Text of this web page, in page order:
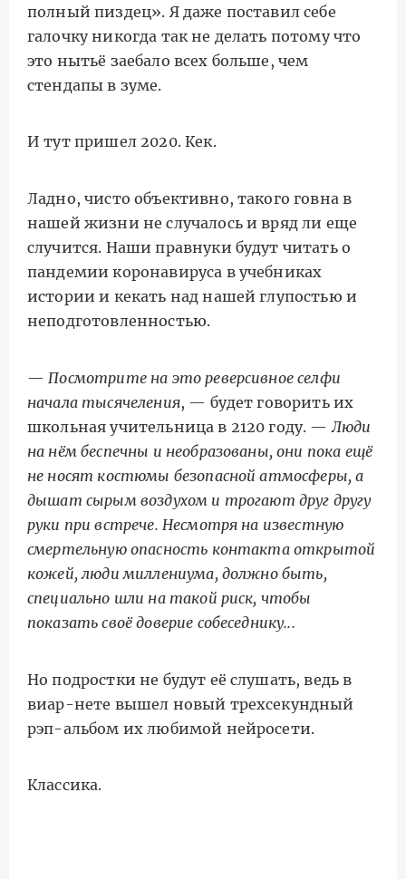
полный пиздец». Я даже поставил себе
галочку никогда так не делать потому что
это нытьё заебало всех больше, чем
стендапы в зуме.
И тут пришел 2020. Кек.
Ладно, чисто объективно, такого говна в
нашей жизни не случалось и вряд ли еще
случится. Наши правнуки будут читать о
пандемии коронавируса в учебниках
истории и кекать над нашей глупостью и
неподготовленностью.
— Посмотрите на это реверсивное селфи
начала тысячеления, — будет говорить их
школьная учительница в 2120 году. —Люди
на нём беспечны и необразованы, они пока ещё
не носят костюмы безопасной атмосферы, а
дышат сырым воздухом и трогают друг другу
руки при встрече. Несмотря на известную
смертельную опасность контакта открытой
кожей, люди миллениума, должно быть,
специально шли на такой риск, чтобы
показать своё доверие собеседнику...
Но подростки не будут её слушать, ведь в
виар-нете вышел новый трехсекундный
рэп-альбом их любимой нейросети.
Классика.